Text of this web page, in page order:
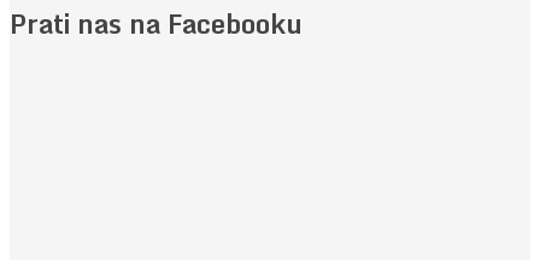
Prati nas na Facebooku